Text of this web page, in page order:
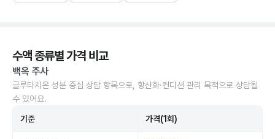
수액 종류별 가격 비교
백옥 주사
글루타치온 성분 중심 상담 항목으로, 항산화·컨디션 관리 목적으로 상담될
수 있어요.
기준 가격(1회)